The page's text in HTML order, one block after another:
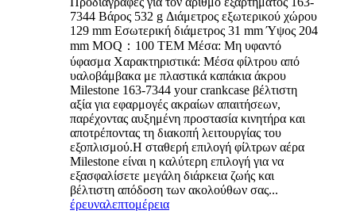
7344 Βάρος 532 g Διάμετρος εξωτερικού χώρου
129 mm Εσωτερική διάμετρος 31 mm Ύψος 204
mm MOQ：100 ΤΕΜ Μέσα: Μη υφαντό
ύφασμα Χαρακτηριστικά: Μέσα φίλτρου από
υαλοβάμβακα με πλαστικά καπάκια άκρου
Milestone 163-7344 your crankcase βέλτιστη
αξία για εφαρμογές ακραίων απαιτήσεων,
παρέχοντας αυξημένη προστασία κινητήρα και
αποτρέποντας τη διακοπή λειτουργίας του
εξοπλισμού.Η σταθερή επιλογή φίλτρων αέρα
Milestone είναι η καλύτερη επιλογή για να
εξασφαλίσετε μεγάλη διάρκεια ζωής και
βέλτιστη απόδοση των ακολούθων σας...
έρευναλεπτομέρεια